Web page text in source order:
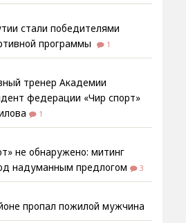
стали победителями
программы
1
тренер Академии
федерации «Чир спорт»
1
не обнаружено: митинг
надуманным предлогом
3
пропал пожилой мужчина